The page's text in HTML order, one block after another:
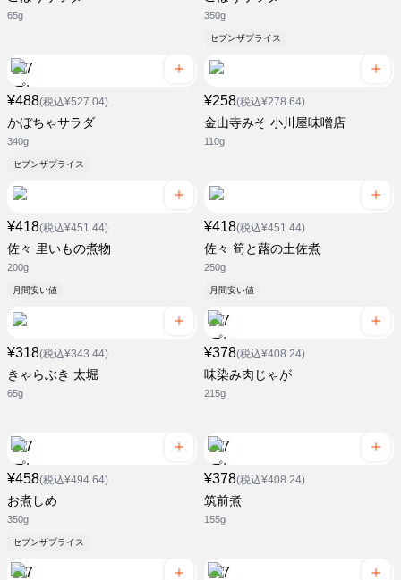
65g 350g
セブンザプライス
¥488(税込¥527.04)
かぼちゃサラダ
340g
セブンザプライス
¥258(税込¥278.64)
金山寺みそ 小川屋味噌店
110g
¥418(税込¥451.44)
佐々 里いもの煮物
200g
月間安い値
¥418(税込¥451.44)
佐々 筍と蕗の土佐煮
250g
月間安い値
¥318(税込¥343.44)
きゃらぶき 太堀
65g
¥378(税込¥408.24)
味染み肉じゃが
215g
¥458(税込¥494.64)
お煮しめ
350g
セブンザプライス
¥378(税込¥408.24)
筑前煮
155g